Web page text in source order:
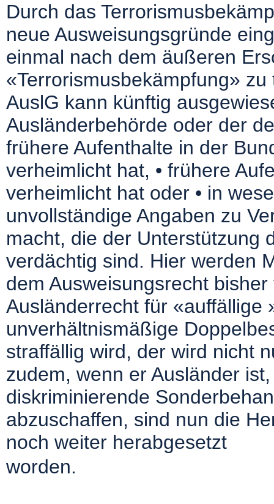
Durch das
neue Ausweisungsgründe
einmal nach dem äußeren
«Terrorismusbekämpfung»
AuslG kann künftig
Ausländerbehörde oder der
frühere Aufenthalte in der
verheimlicht hat, • frühere
verheimlicht hat oder • in
unvollständige Angaben zu
macht, die der Unterstützung
verdächtig sind. Hier werden
dem Ausweisungsrecht
Ausländerrecht für «auffällige
unverhältnismäßige
straffällig wird, der wird nicht
zudem, wenn er Ausländer
diskriminierende
abzuschaffen, sind nun die
noch weiter herabgesetzt
worden.